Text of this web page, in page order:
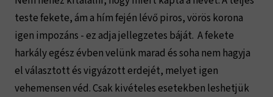
teste fekete, ám a hím fején lévő piros, vörös korona
igen impozáns - ez adja jellegzetes báját. A fekete
harkály egész évben velünk marad és soha nem hagyja
el választott és vigyázott erdejét, melyet igen
vehemensen véd. Csak kivételes esetekben leshetjük